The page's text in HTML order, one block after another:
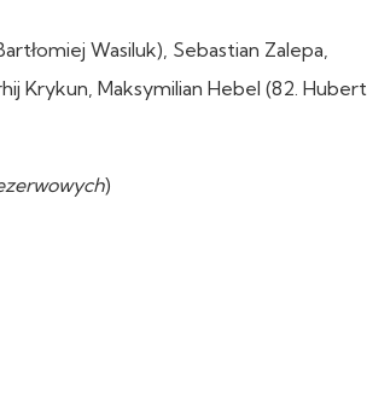
Wasiluk), Sebastian Zalepa,
Krykun, Maksymilian Hebel (82. Hubert
)